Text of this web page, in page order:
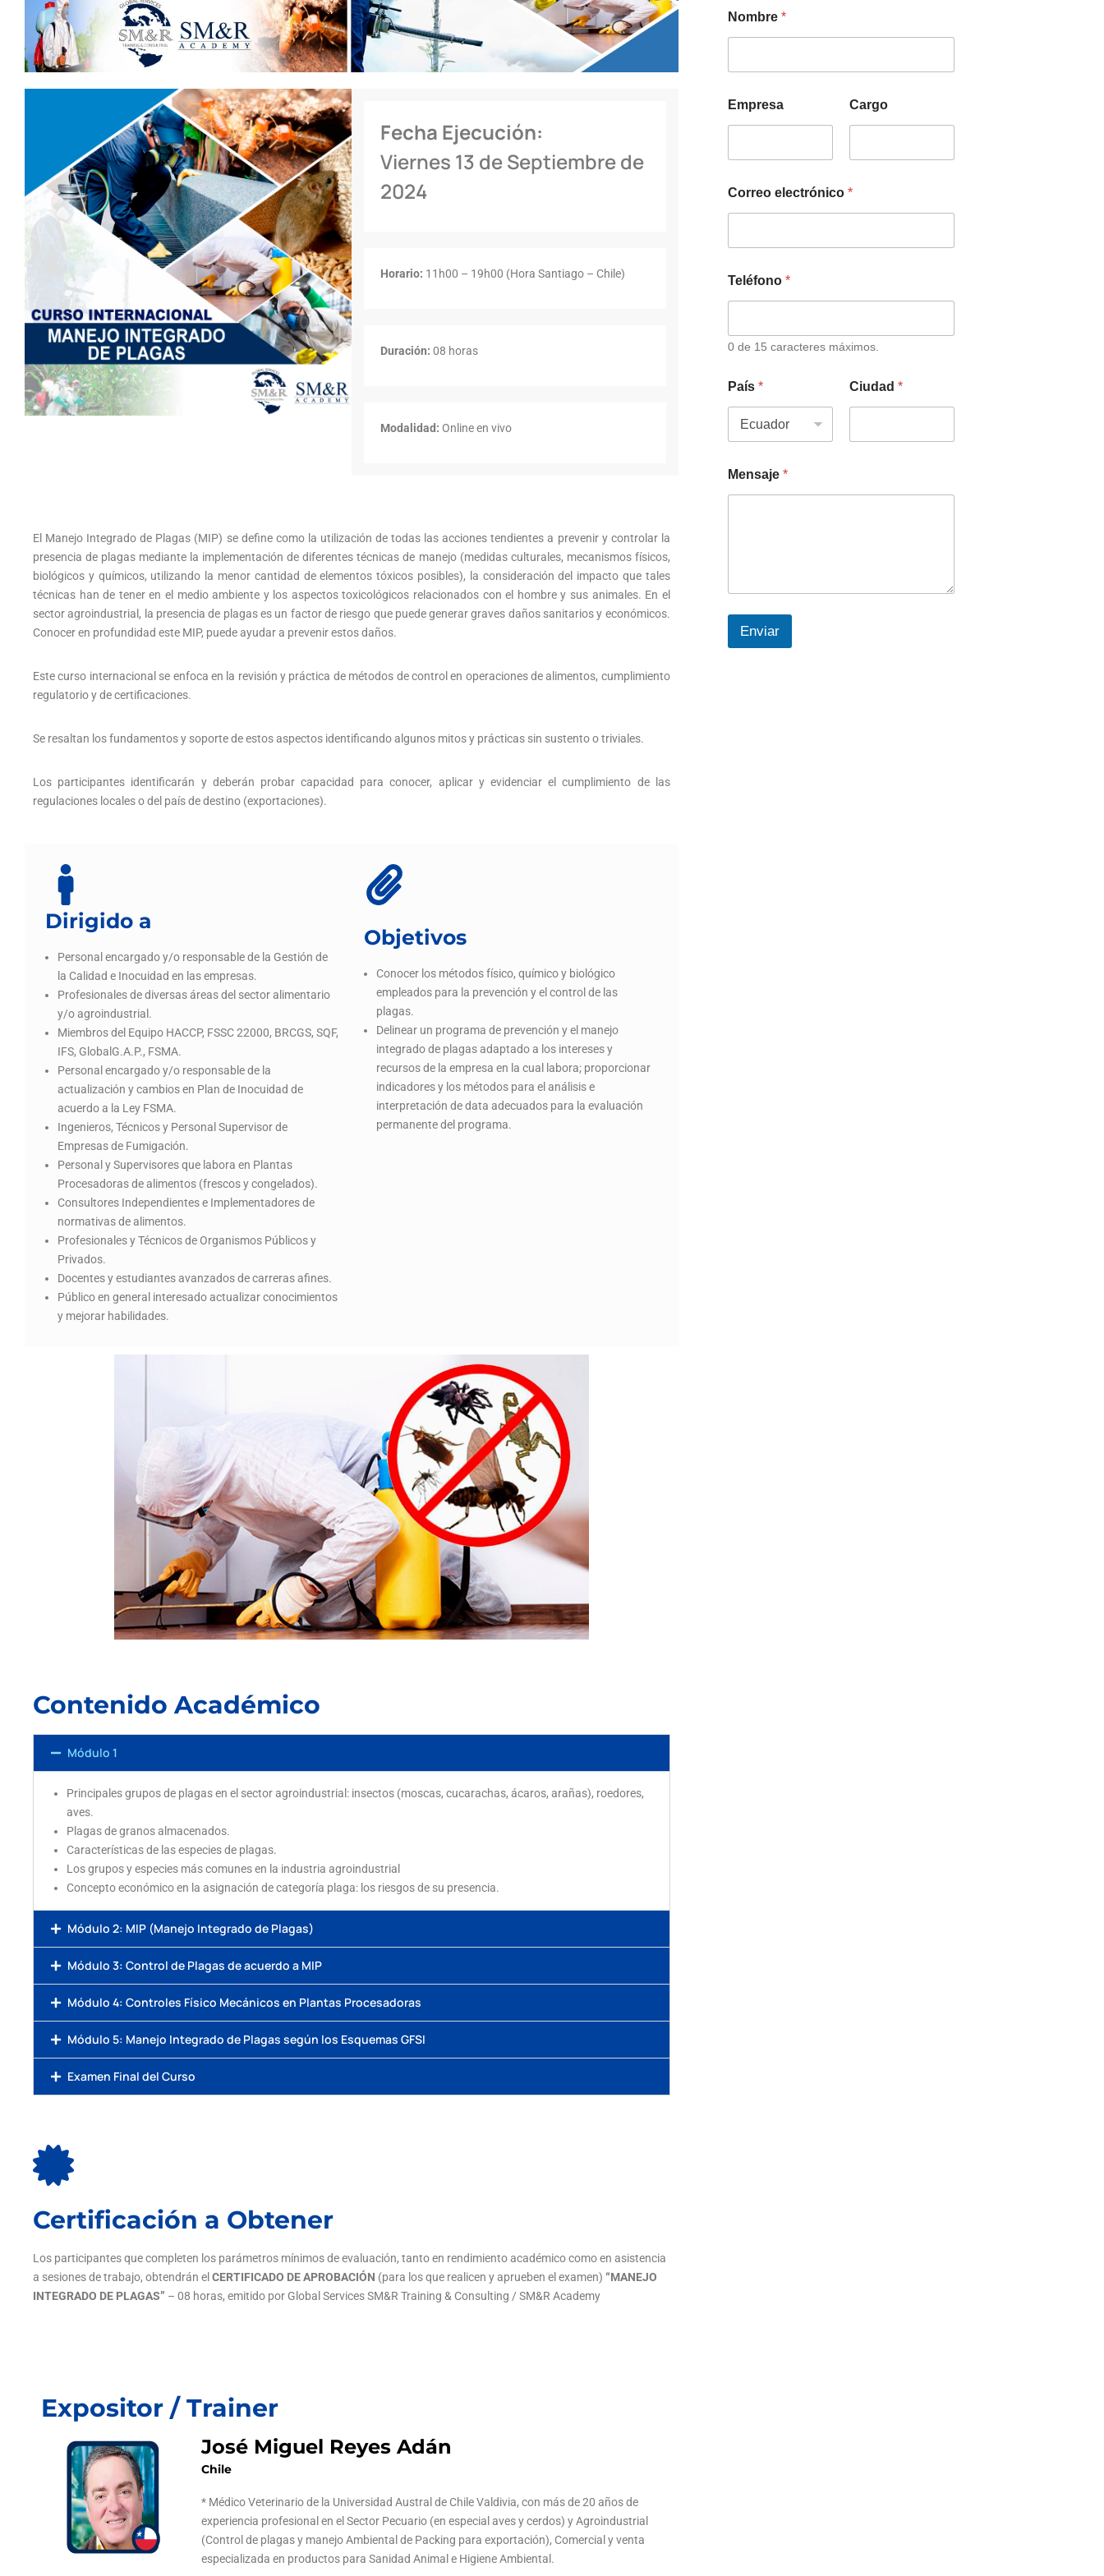
Fecha Ejecución:
Viernes 13 de Septiembre de
2024
Horario: 11h00 – 19h00 (Hora Santiago – Chile)
Duración: 08 horas
Modalidad: Online en vivo
El Manejo Integrado de Plagas (MIP) se define como la utilización de todas las acciones tendientes a prevenir y controlar la
presencia de plagas mediante la implementación de diferentes técnicas de manejo (medidas culturales, mecanismos físicos,
biológicos y químicos, utilizando la menor cantidad de elementos tóxicos posibles), la consideración del impacto que tales
técnicas han de tener en el medio ambiente y los aspectos toxicológicos relacionados con el hombre y sus animales. En el
sector agroindustrial, la presencia de plagas es un factor de riesgo que puede generar graves daños sanitarios y económicos.
Conocer en profundidad este MIP, puede ayudar a prevenir estos daños.
Este curso internacional se enfoca en la revisión y práctica de métodos de control en operaciones de alimentos, cumplimiento
regulatorio y de certificaciones.
Se resaltan los fundamentos y soporte de estos aspectos identificando algunos mitos y prácticas sin sustento o triviales.
Los participantes identificarán y deberán probar capacidad para conocer, aplicar y evidenciar el cumplimiento de las
regulaciones locales o del país de destino (exportaciones).
Dirigido a
Personal encargado y/o responsable de la Gestión de
la Calidad e Inocuidad en las empresas.
Profesionales de diversas áreas del sector alimentario
y/o agroindustrial.
Miembros del Equipo HACCP, FSSC 22000, BRCGS, SQF,
IFS, GlobalG.A.P., FSMA.
Personal encargado y/o responsable de la
actualización y cambios en Plan de Inocuidad de
acuerdo a la Ley FSMA.
Ingenieros, Técnicos y Personal Supervisor de
Empresas de Fumigación.
Personal y Supervisores que labora en Plantas
Procesadoras de alimentos (frescos y congelados).
Consultores Independientes e Implementadores de
normativas de alimentos.
Profesionales y Técnicos de Organismos Públicos y
Privados.
Docentes y estudiantes avanzados de carreras afines.
Público en general interesado actualizar conocimientos
y mejorar habilidades.
Objetivos
Conocer los métodos físico, químico y biológico
empleados para la prevención y el control de las
plagas.
Delinear un programa de prevención y el manejo
integrado de plagas adaptado a los intereses y
recursos de la empresa en la cual labora; proporcionar
indicadores y los métodos para el análisis e
interpretación de data adecuados para la evaluación
permanente del programa.
Contenido Académico
Módulo 1
Principales grupos de plagas en el sector agroindustrial: insectos (moscas, cucarachas, ácaros, arañas), roedores,
aves.
Plagas de granos almacenados.
Características de las especies de plagas.
Los grupos y especies más comunes en la industria agroindustrial
Concepto económico en la asignación de categoría plaga: los riesgos de su presencia.
Módulo 2: MIP (Manejo Integrado de Plagas)
Módulo 3: Control de Plagas de acuerdo a MIP
Módulo 4: Controles Físico Mecánicos en Plantas Procesadoras
Módulo 5: Manejo Integrado de Plagas según los Esquemas GFSI
Examen Final del Curso
Certificación a Obtener
Los participantes que completen los parámetros mínimos de evaluación, tanto en rendimiento académico como en asistencia
a sesiones de trabajo, obtendrán el CERTIFICADO DE APROBACIÓN (para los que realicen y aprueben el examen) “MANEJO
INTEGRADO DE PLAGAS” – 08 horas, emitido por Global Services SM&R Training & Consulting / SM&R Academy
Expositor / Trainer
José Miguel Reyes Adán
Chile
* Médico Veterinario de la Universidad Austral de Chile Valdivia, con más de 20 años de
experiencia profesional en el Sector Pecuario (en especial aves y cerdos) y Agroindustrial
(Control de plagas y manejo Ambiental de Packing para exportación), Comercial y venta
especializada en productos para Sanidad Animal e Higiene Ambiental.
Nombre *
Empresa Cargo
Correo electrónico *
Teléfono *
0 de 15 caracteres máximos.
País * Ciudad *
Mensaje *
Enviar